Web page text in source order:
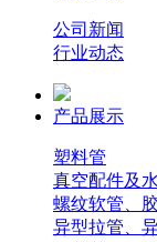
公司新闻
行业动态
产品展示
塑料管
真空配件及水
螺纹软管、
异型拉管、